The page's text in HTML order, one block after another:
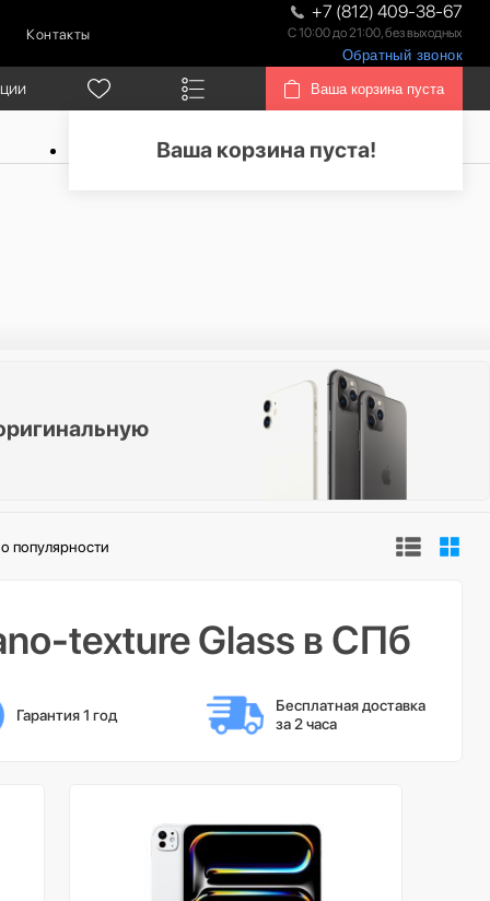
Контакты
+7 (812) 409-38-67
С 10:00 до 21:00, без выходных
Обратный звонок
Ваша корзина пуста
Ваша корзина пуста!
популярности
texture Glass в СПб
Гарантия 1 год
Бесплатная доставка
за 2 часа